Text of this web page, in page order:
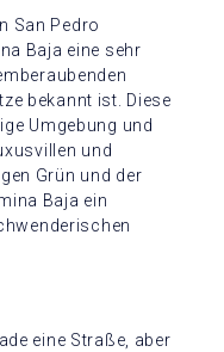
San Pedro
Baja eine sehr
bekannt ist. Diese
Umgebung und
und
Grün und der
Baja ein
eine Straße, aber